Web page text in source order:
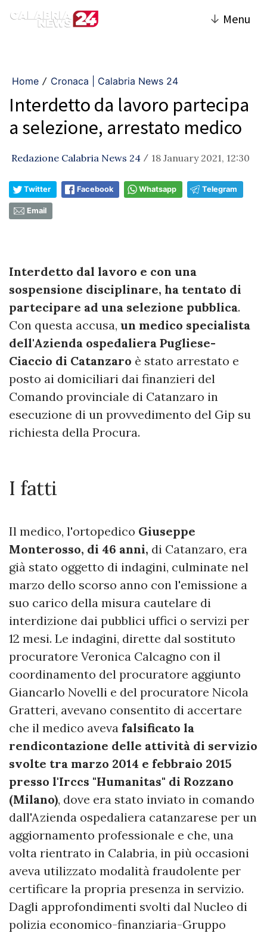
↓ Menu
Home / Cronaca | Calabria News 24
Interdetto da lavoro partecipa
a selezione, arrestato medico
Redazione Calabria News 24 / 18 January 2021, 12:30
Twitter Facebook Whatsapp Telegram
Email
Interdetto dal lavoro e con una
sospensione disciplinare, ha tentato di
partecipare ad una selezione pubblica.
Con questa accusa, un medico specialista
dell'Azienda ospedaliera Pugliese-
Ciaccio di Catanzaro è stato arrestato e
posto ai domiciliari dai finanzieri del
Comando provinciale di Catanzaro in
esecuzione di un provvedimento del Gip su
richiesta della Procura.
I fatti
Il medico, l'ortopedico Giuseppe
Monterosso, di 46 anni, di Catanzaro, era
già stato oggetto di indagini, culminate nel
marzo dello scorso anno con l'emissione a
suo carico della misura cautelare di
interdizione dai pubblici uffici o servizi per
12 mesi. Le indagini, dirette dal sostituto
procuratore Veronica Calcagno con il
coordinamento del procuratore aggiunto
Giancarlo Novelli e del procuratore Nicola
Gratteri, avevano consentito di accertare
che il medico aveva falsificato la
rendicontazione delle attività di servizio
svolte tra marzo 2014 e febbraio 2015
presso l'Irccs "Humanitas" di Rozzano
(Milano), dove era stato inviato in comando
dall'Azienda ospedaliera catanzarese per un
aggiornamento professionale e che, una
volta rientrato in Calabria, in più occasioni
aveva utilizzato modalità fraudolente per
certificare la propria presenza in servizio.
Dagli approfondimenti svolti dal Nucleo di
polizia economico-finanziaria-Gruppo